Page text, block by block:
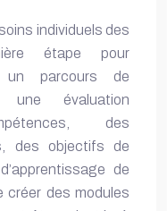
individuels des
étape pour
un parcours de
une évaluation
des
des objectifs de
de
créer des modules